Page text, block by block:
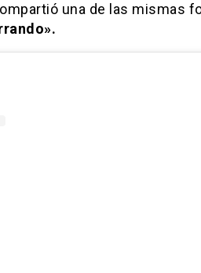
una de las mismas